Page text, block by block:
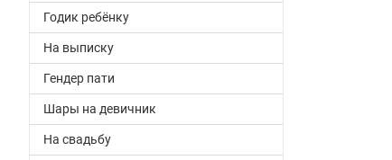
Годик ребёнку
На выписку
Гендер пати
Шары на девичник
На свадьбу